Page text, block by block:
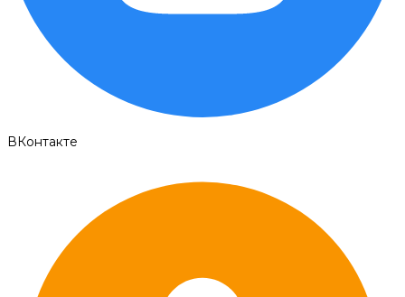
ВКонтакте